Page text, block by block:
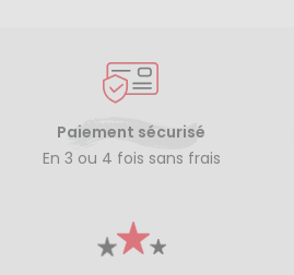
Paiement sécurisé
En 3 ou 4 fois sans frais